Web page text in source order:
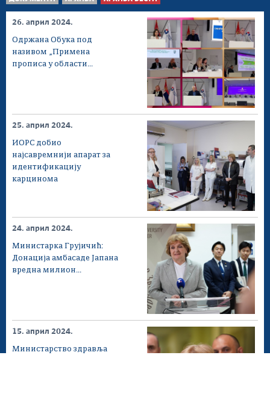
26. април 2024.
Одржана Обука под
називом „Примена
прописа у области...
25. април 2024.
ИОРС добио
најсавремнији апарат за
идентификацију
карцинома
24. април 2024.
Министарка Грујичић:
Донација амбасаде Јапана
вредна милион...
15. април 2024.
Министарство здравља